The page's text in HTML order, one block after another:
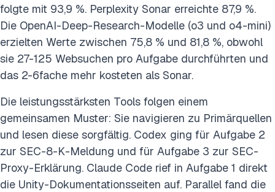
folgte mit 93,9 %. Perplexity Sonar erreichte 87,9 %.
Die OpenAI-Deep-Research-Modelle (o3 und o4-mini)
erzielten Werte zwischen 75,8 % und 81,8 %, obwohl
sie 27-125 Websuchen pro Aufgabe durchführten und
das 2-6fache mehr kosteten als Sonar.
Die leistungsstärksten Tools folgen einem
gemeinsamen Muster: Sie navigieren zu Primärquellen
und lesen diese sorgfältig. Codex ging für Aufgabe 2
zur SEC-8-K-Meldung und für Aufgabe 3 zur SEC-
Proxy-Erklärung. Claude Code rief in Aufgabe 1 direkt
die Unity-Dokumentationsseiten auf. Parallel fand die